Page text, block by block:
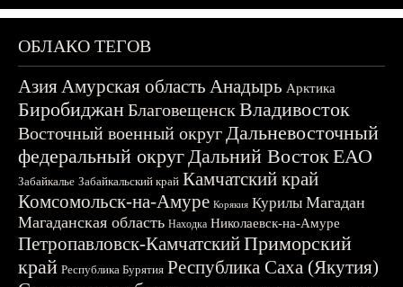
ОБЛАКО ТЕГОВ
АзияАмурская область Анадырь Арктика
БиробиджанБлаговещенскВладивосток
Восточный военный округДальневосточный
федеральный округДальний ВостокЕАО
Забайкалье Забайкальский край Камчатский край
Комсомольск-на-Амуре Корякия Курилы Магадан
Магаданская область Находка Николаевск-на-Амуре
Петропавловск-КамчатскийПриморский
край Республика Бурятия Республика Саха (Якутия)